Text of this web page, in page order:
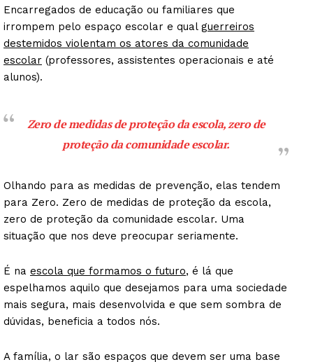
Encarregados de educação ou familiares que
irrompem pelo espaço escolar e qual guerreiros
destemidos violentam os atores da comunidade
escolar (professores, assistentes operacionais e até
alunos).
Zero de medidas de proteção da escola, zero de
proteção da comunidade escolar.
Olhando para as medidas de prevenção, elas tendem
para Zero. Zero de medidas de proteção da escola,
zero de proteção da comunidade escolar. Uma
situação que nos deve preocupar seriamente.
É na escola que formamos o futuro, é lá que
espelhamos aquilo que desejamos para uma sociedade
mais segura, mais desenvolvida e que sem sombra de
dúvidas, beneficia a todos nós.
A família, o lar são espaços que devem ser uma base